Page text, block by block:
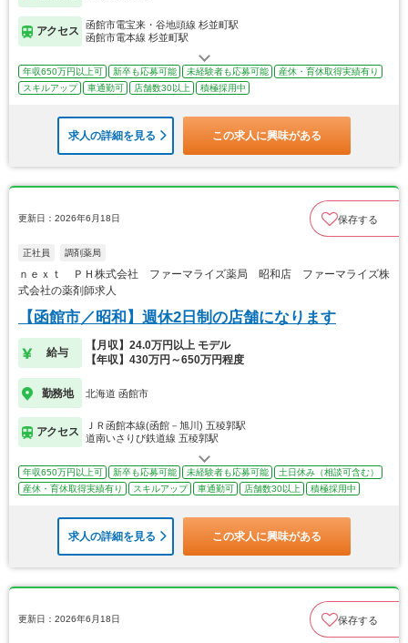
アクセス
函館市電宝来・谷地頭線 杉並町駅
函館市電本線 杉並町駅
年収650万円以上可 新卒も応募可能 未経験者も応募可能
産休・育休取得実績有り
スキルアップ
車通勤可 店舗数30以上 積極採用中
求人の詳細を見る この求人に興味がある
更新日：2026年6月18日 保存する
正社員 調剤薬局
ｎｅｘｔ ＰＨ株式会社 ファーマライズ薬局 昭和店 ファーマライズ株
式会社の薬剤師求人
【函館市／昭和】週休2日制の店舗になります
給与
【月収】24.0万円以上 モデル
【年収】430万円～650万円程度
勤務地 北海道 函館市
アクセス
ＪＲ函館本線(函館－旭川) 五稜郭駅
道南いさりび鉄道線 五稜郭駅
年収650万円以上可 新卒も応募可能 未経験者も応募可能
土日休み（相談可含む）
産休・育休取得実績有り
スキルアップ 車通勤可 店舗数30以上 積極採用中
求人の詳細を見る この求人に興味がある
更新日：2026年6月18日 保存する